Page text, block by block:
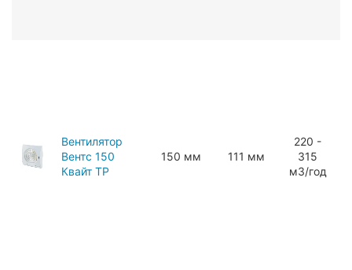
Вентилятор
Вентс 150
Квайт ТР
150 мм 111 мм
220 -
315
мЗ/год